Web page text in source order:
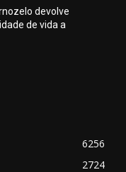
devolve
de vida a
6256
2724